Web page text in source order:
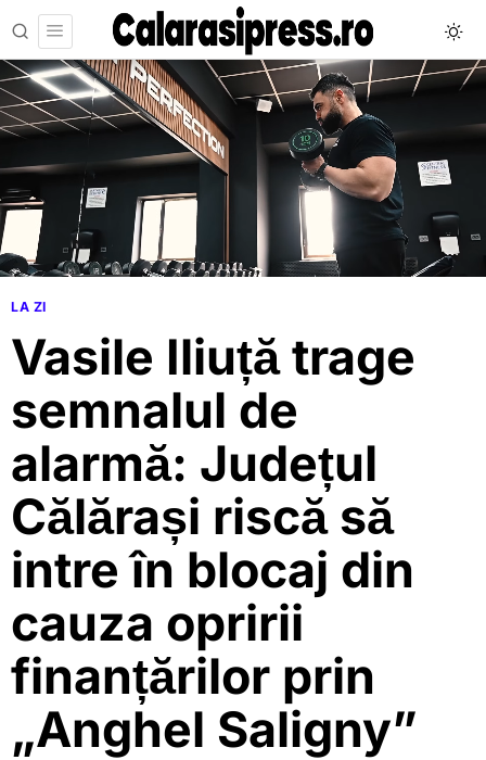
LA ZI
Vasile Iliuță trage
semnalul de
alarmă: Județul
Călărași riscă să
intre în blocaj din
cauza opririi
finanțărilor prin
„Anghel Saligny”